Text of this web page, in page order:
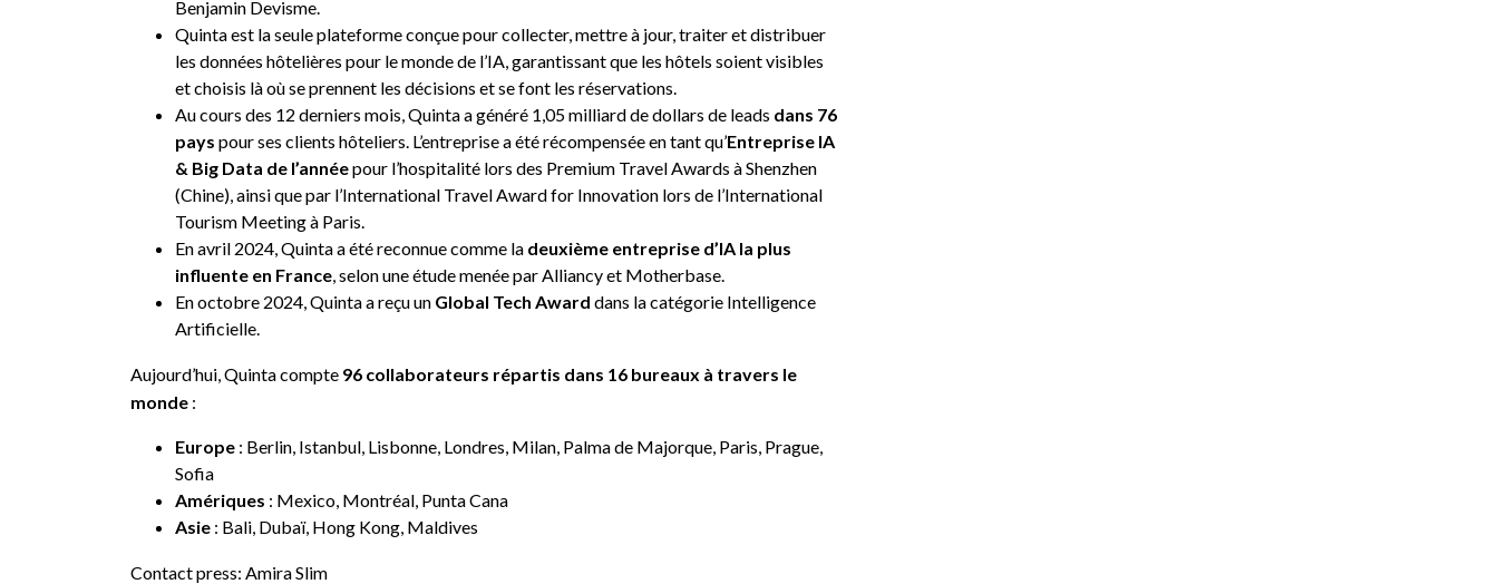
Benjamin Devisme.
Quinta est la seule plateforme conçue pour collecter, mettre à jour, traiter et distribuer
les données hôtelières pour le monde de l’IA, garantissant que les hôtels soient visibles
et choisis là où se prennent les décisions et se font les réservations.
Au cours des 12 derniers mois, Quinta a généré 1,05 milliard de dollars de leads dans 76
pays pour ses clients hôteliers. L’entreprise a été récompensée en tant qu’Entreprise IA
& Big Data de l’annéepour l’hospitalité lors des Premium Travel Awards à Shenzhen
(Chine), ainsi que par l’International Travel Award for Innovation lors de l’International
Tourism Meeting à Paris.
En avril 2024, Quinta a été reconnue comme la deuxième entreprise d’IA la plus
influente en France, selon une étude menée par Alliancy et Motherbase.
En octobre 2024, Quinta a reçu un Global Tech Award dans la catégorie Intelligence
Artificielle.
Aujourd’hui, Quinta compte 96 collaborateurs répartis dans 16 bureaux à travers le
monde :
Europe : Berlin, Istanbul, Lisbonne, Londres, Milan, Palma de Majorque, Paris, Prague,
Sofia
Amériques : Mexico, Montréal, Punta Cana
Asie : Bali, Dubaï, Hong Kong, Maldives
Contact press: Amira Slim